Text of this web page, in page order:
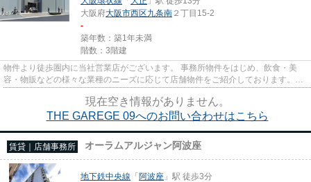
大阪府大阪市西区九条南 ２丁目15-2
-
築年数：築1年未満
階数：3階建
物件より徒歩圏内に当社営業店がございます。 事務所物件をはじめ、飲食・美
容・物販などの様々な業種のニーズに応じて店舗物件をご紹介しております。
尚、弊社ではおとり広告は一切...
現在空き情報がありません。
THE GAREGE 09へのお問い合わせはこちら
賃貸｜店舗事務所 オーラムアルジャン阿波座
地下鉄中央線 「阿波座 」駅 徒歩3分